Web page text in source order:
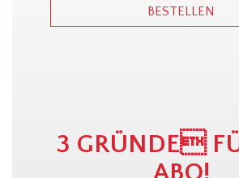
BESTELLEN
3 GRÜNDE